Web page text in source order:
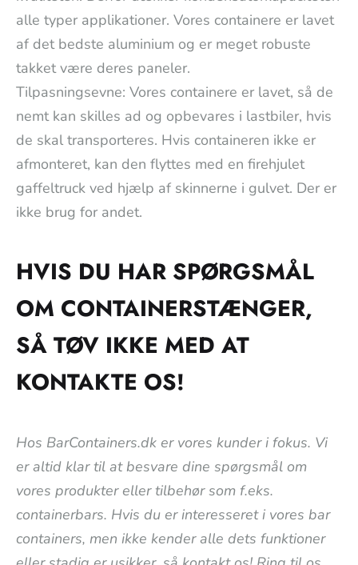
alle typer applikationer. Vores containere er lavet
af det bedste aluminium og er meget robuste
takket være deres paneler.
Tilpasningsevne: Vores containere er lavet, så de
nemt kan skilles ad og opbevares i lastbiler, hvis
de skal transporteres. Hvis containeren ikke er
afmonteret, kan den flyttes med en firehjulet
gaffeltruck ved hjælp af skinnerne i gulvet. Der er
ikke brug for andet.
HVIS DU HAR SPØRGSMÅL
OM CONTAINERSTÆNGER,
SÅ TØV IKKE MED AT
KONTAKTE OS!
Hos BarContainers.dk er vores kunder i fokus. Vi
er altid klar til at besvare dine spørgsmål om
vores produkter eller tilbehør som f.eks.
containerbars. Hvis du er interesseret i vores bar
containers, men ikke kender alle dets funktioner